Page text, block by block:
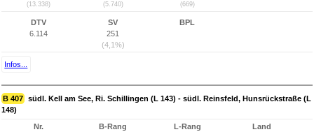
(13.338) (5.740) (669)
DTV
6.114
SV
251
(4,1%)
BPL
Infos...
B 407 südl. Kell am See, Ri. Schillingen (L 143) - südl. Reinsfeld, Hunsrückstraße (L
148)
Nr.
B-Rang
L-Rang
Land